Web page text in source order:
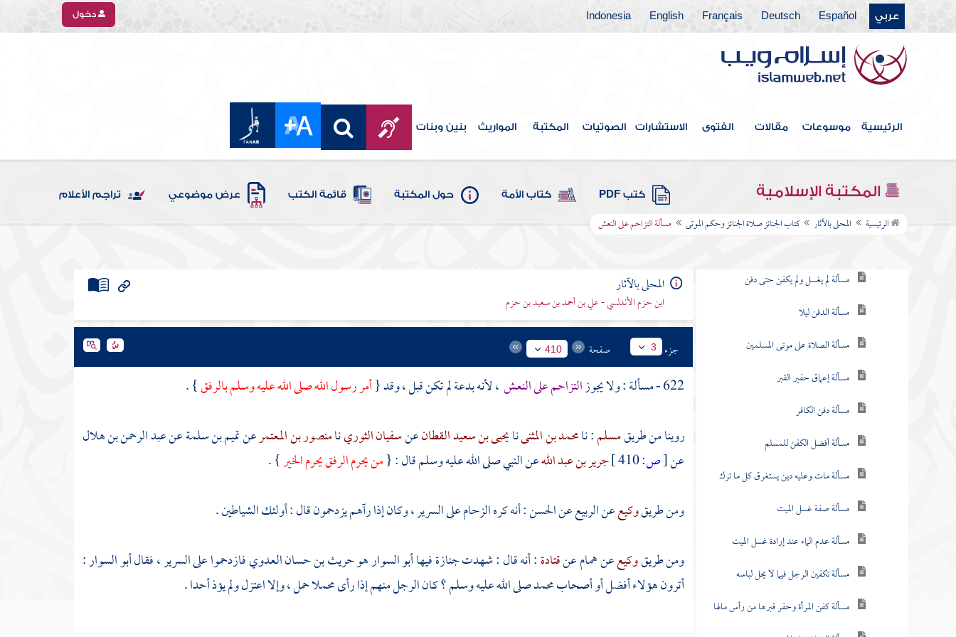
عربي Español
Deutsch
Français
English
Indonesia دخول
الرئيسية موسوعات مقالات الفتوى الاستشارات الصوتيات المكتبة المواريث بنين وبنات
المكتبة الإسلامية كتب PDF كتاب الأمة حول المكتبة قائمة الكتب عرض موضوعي تراجم الأعلام
الرئيسية المحلى بالآثار كتاب الجنائز صلاة الجنائز وحكم الموتى مسألة التزاحم على النعش
خطبة المؤلف وموضوع الكتاب
كتاب التوحيد
مسائل من الأصول
كتاب الطهارة
كتاب الصلاة
الأعمال المستحبة في الصلاة وليست فرضا
كتاب الجنائز صلاة الجنائز وحكم الموتى
مسألة لم يغسل ولم يكفن حتى دفن
مسألة الدفن ليلا
مسألة الصلاة على موتى المسلمين
مسألة إعماق حفير القبر
مسألة دفن الكافر
مسألة أفضل الكفن للمسلم
مسألة مات وعليه دين يستغرق كل ما ترك
مسألة صفة غسل الميت
مسألة عدم الماء عند إرادة غسل الميت
مسألة تكفين الرجل فيما لا يحل لباسه
مسألة كفن المرأة وحفر قبرها من رأس مالها
المحلى بالآثار
ابن حزم الأندلسي - علي بن أحمد بن سعيد بن حزم
جزء 3 صفحة 410
622 - مسألة : ولا يجوز التزاحم على النعش، لأنه بدعة لم تكن قبل ، وقد {أمر رسول الله صلى الله عليه وسلم بالرفق} .
روينا من طريقمسلم: نامحمد بن المثنىنايحيى بن سعيد القطانعنسفيان الثورينامنصور بن المعتمرعنتميم بن سلمةعنعبد الرحمن بن هلال
عن[ص: جرير بن عبد اللهعن النبي صلى الله عليه وسلم قال : {من يحرم الرفق يحرم الخير} .
ومن طريقوكيععنالربيععنالحسن: أنه كره الزحام على السرير ، وكان إذا رآهم يزدحمون قال : أولئك الشياطين .
ومن طريقوكيععنهمامعنقتادة: أنه قال : شهدت جنازة فيهاأبو السوار هو حريث بن حسان العدويفازدحموا على السرير ، فقالأبو السوار:
أترون هؤلاء أفضل أو أصحابمحمدصلى الله عليه وسلم ؟ كان الرجل منهم إذا رأى محملا حمل ، وإلا اعتزل ولم يؤذ أحدا .